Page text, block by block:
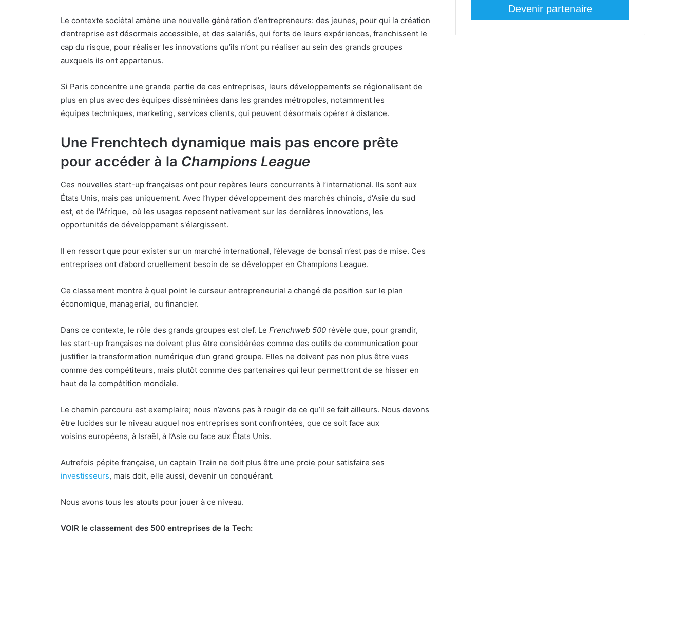
Le contexte sociétal amène une nouvelle génération d’entrepreneurs: des jeunes, pour qui la création
d’entreprise est désormais accessible, et des salariés, qui forts de leurs expériences, franchissent le
cap du risque, pour réaliser les innovations qu’ils n’ont pu réaliser au sein des grands groupes
auxquels ils ont appartenus.
Si Paris concentre une grande partie de ces entreprises, leurs développements se régionalisent de
plus en plus avec des équipes disséminées dans les grandes métropoles, notamment les
équipes techniques, marketing, services clients, qui peuvent désormais opérer à distance.
Une Frenchtech dynamique mais pas encore prête
pour accéder à la Champions League
Ces nouvelles start-up françaises ont pour repères leurs concurrents à l’international. Ils sont aux
États Unis, mais pas uniquement. Avec l’hyper développement des marchés chinois, d'Asie du sud
est, et de l'Afrique, où les usages reposent nativement sur les dernières innovations, les
opportunités de développement s'élargissent.
Il en ressort que pour exister sur un marché international, l’élevage de bonsaï n’est pas de mise. Ces
entreprises ont d’abord cruellement besoin de se développer en Champions League.
Ce classement montre à quel point le curseur entrepreneurial a changé de position sur le plan
économique, managerial, ou financier.
Dans ce contexte, le rôle des grands groupes est clef. Le Frenchweb 500 révèle que, pour grandir,
les start-up françaises ne doivent plus être considérées comme des outils de communication pour
justifier la transformation numérique d’un grand groupe. Elles ne doivent pas non plus être vues
comme des compétiteurs, mais plutôt comme des partenaires qui leur permettront de se hisser en
haut de la compétition mondiale.
Le chemin parcouru est exemplaire; nous n’avons pas à rougir de ce qu’il se fait ailleurs. Nous devons
être lucides sur le niveau auquel nos entreprises sont confrontées, que ce soit face aux
voisins européens, à Israël, à l’Asie ou face aux États Unis.
Autrefois pépite française, un captain Train ne doit plus être une proie pour satisfaire ses
investisseurs, mais doit, elle aussi, devenir un conquérant.
Nous avons tous les atouts pour jouer à ce niveau.
VOIR le classement des 500 entreprises de la Tech:
Devenir partenaire